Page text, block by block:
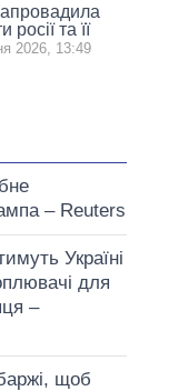
росії та її
2026, 13:49
– Reuters
Україні
для
–
щоб